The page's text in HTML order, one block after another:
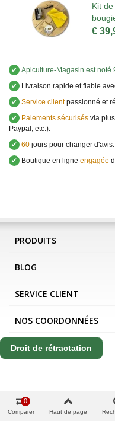
Kit
€
✔ Apiculture-Magasin est noté
✔
Livraison rapide et fiable
✔ Service clientpassionné et
✔
Paiements sécurisés via
Paypal, etc.).
✔ 60 jours pour changer d'avis.
✔
Boutique en ligne engagée
PRODUITS
BLOG
SERVICE CLIENT
NOS COORDONNÉES
Droit de rétractation
Comparer
0
Haut de page